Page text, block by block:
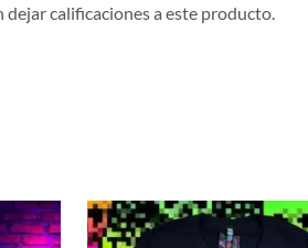
calificaciones a este producto.